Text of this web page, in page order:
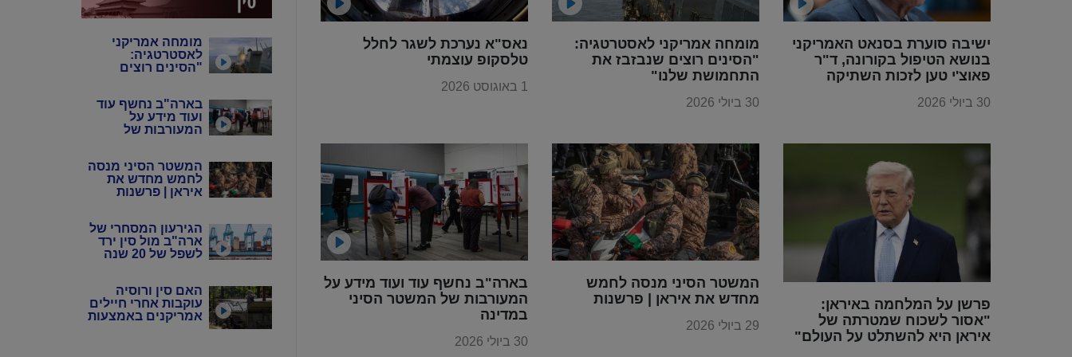
מומחה אמריקני
לאסטרטגיה:
"הסינים רוצים
בארה"ב נחשף עוד
ועוד מידע על
המעורבות של
המשטר הסיני מנסה
לחמש מחדש את
איראן | פרשנות
הגירעון המסחרי של
ארה"ב מול סין ירד
לשפל של 20 שנה
האם סין ורוסיה
עוקבות אחרי חיילים
אמריקנים באמצעות
נאס"א נערכת לשגר לחלל
טלסקופ עוצמתי
1 באוגוסט 2026
מומחה אמריקני לאסטרטגיה:
"הסינים רוצים שנבזבז את
התחמושת שלנו"
30 ביולי 2026
ישיבה סוערת בסנאט האמריקני
בנושא הטיפול בקורונה, ד"ר
פאוצ'י טען לזכות השתיקה
30 ביולי 2026
בארה"ב נחשף עוד ועוד מידע על
המעורבות של המשטר הסיני
במדינה
30 ביולי 2026
המשטר הסיני מנסה לחמש
מחדש את איראן | פרשנות
29 ביולי 2026
פרשן על המלחמה באיראן:
"אסור לשכוח שמטרתה של
איראן היא להשתלט על העולם"